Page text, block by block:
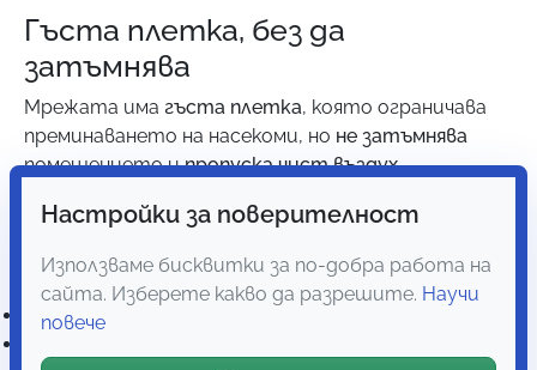
Гъста плетка, без да
затъмнява
Мрежата има гъста плетка, която ограничава
преминаването на насекоми, но не затъмнява
помещението ипропуска чист въздух.
на всяко жилище.
Размери и комплект
Размери:
Настройки за поверителност
Използваме бисквитки за по-добра работа на
сайта. Изберете какво да разрешите. Научи
повече